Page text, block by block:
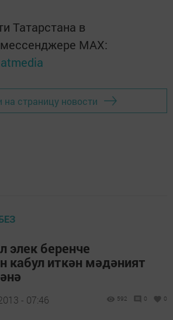
Татарстана в
MАХ:
на страницу новости
элек беренче
иткән мәдәният
- 07:46 592 0 0